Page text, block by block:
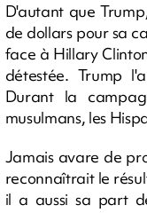
D'autant que
de dollars pour sa
face à Hillary
détestée. Trump
Durant la
musulmans, les
Jamais avare de
reconnaîtrait le
il a aussi sa part